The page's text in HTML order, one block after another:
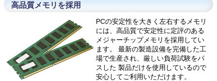
高品質メモリを採用
PCの安定性を大きく左右するメモリ
には、高品質で安定性に定評のある
メジャーチップメモリを採用してい
ます。 最新の製造設備を完備した工
場で生産され、厳しい負荷試験をパ
スした 製品だけを使用しているので
安心してご利用いただけます。